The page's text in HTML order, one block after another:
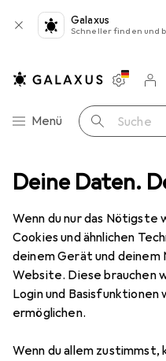
Deine Daten.
Wenn du nur das Nötigste
Cookies und ähnlichen
deinem Gerät und
Website. Diese brauchen
Login und Basisfunktionen
ermöglichen.
Wenn du allem zustimmst,
Galaxus
Schneller finden und
Navigation nach Kategorien
Menü Suche
Merklisten
Warenkorb
Geräte Schutzfolie
4
Dipos
EUR
8,98